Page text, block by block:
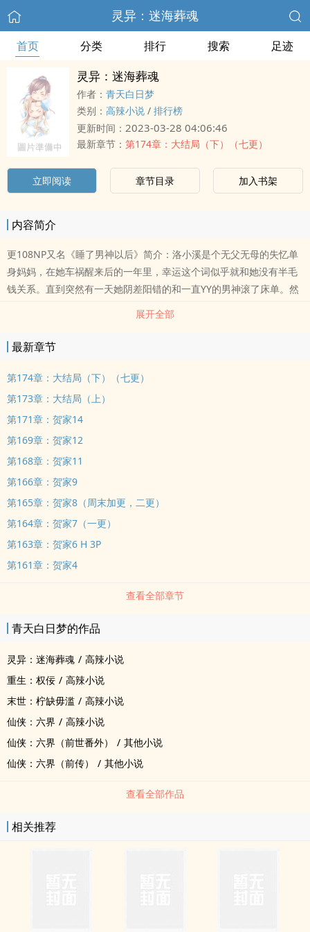
灵异：迷海葬魂
首页 分类 排行 搜索 足迹
灵异：迷海葬魂
作者： 青天白日梦
类别： 高辣小说 / 排行榜
更新时间： 2023-03-28 04:06:46
最新章节： 第174章：大结局（下）（七更）
立即阅读 章节目录 加入书架
内容简介
更108NP又名《睡了男神以后》简介：洛小溪是个无父无母的失忆单
身妈妈，在她车祸醒来后的一年里，幸运这个词似乎就和她没有半毛
钱关系。直到突然有一天她阴差阳错的和一直YY的男神滚了床单。然
后，她的人生就如同开挂了一般。冷峻帅气的心理医生贺子谦，温柔
儒雅的大学教授楚辞，还有她那失踪了一年的警察丈夫苏寒。三个男
神级别的人开始对她进行了疯狂的追求。一时间，她居然成了香饽
件诡异的事情开始在她身边发生。而她的记忆开始慢慢复苏，整个世
界开始在她面前一点一点的彻底颠覆。 各位书友要是觉得《灵异：迷
展开全部
最新章节
第174章：大结局（下）（七更）
第173章：大结局（上）
第171章：贺家14
第169章：贺家12
第168章：贺家11
第166章：贺家9
第165章：贺家8（周末加更，二更）
第164章：贺家7（一更）
第163章：贺家6 H 3P
第161章：贺家4
查看全部章节
青天白日梦的作品
灵异：迷海葬魂 / 高辣小说
重生：权佞 / 高辣小说
末世：柠缺毋滥 / 高辣小说
仙侠：六界 / 高辣小说
仙侠：六界（前世番外）
/ 其他小说
仙侠：六界（前传）
/ 其他小说
查看全部作品
相关推荐